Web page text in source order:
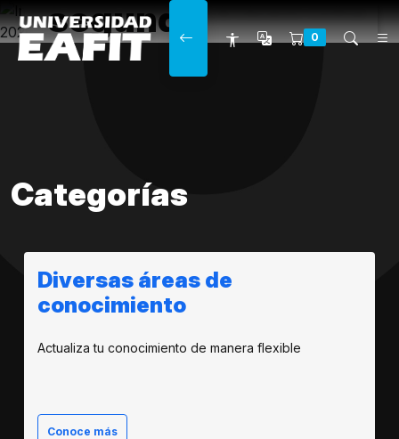
Main navigation
0
segundo
semestre
Categorías
Diversas áreas de
conocimiento
Actualiza tu conocimiento de manera flexible
Conoce más